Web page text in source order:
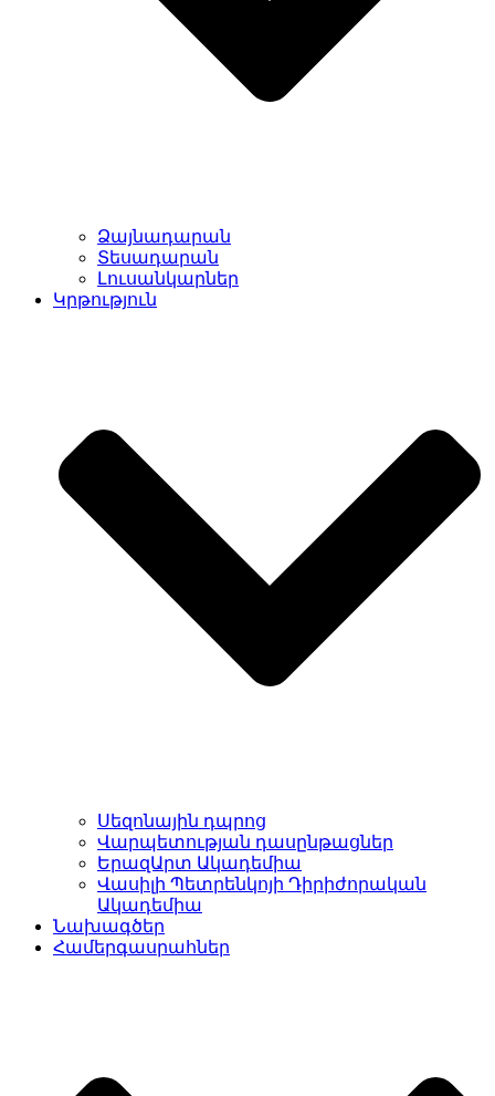
Ձայնադարան
Տեսադարան
Լուսանկարներ
Կրթություն
Սեզոնային դպրոց
Վարպետության դասընթացներ
ԵրազԱրտ Ակադեմիա
Վասիլի Պետրենկոյի Դիրիժորական
Ակադեմիա
Նախագծեր
Համերգասրահներ